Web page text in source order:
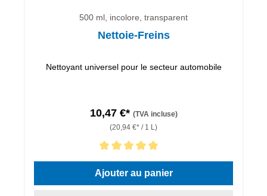
500 ml, incolore, transparent
Nettoie-Freins
Nettoyant universel pour le secteur automobile
10,47 €* (TVA incluse)
(20,94 €* / 1 L)
Note moyenne de 5 sur 5 étoiles
Ajouter au panier